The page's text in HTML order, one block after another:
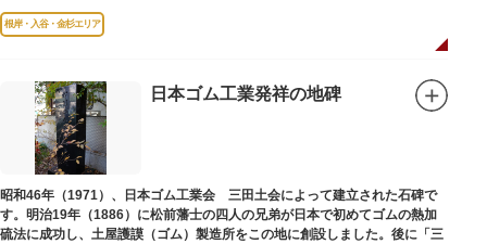
はめ込まれ、可愛い金魚が泳いでいます。
根岸・入谷・金杉エリア
日本ゴム工業発祥の地碑
昭和46年（1971）、日本ゴム工業会 三田土会によって建立された石碑で
す。明治19年（1886）に松前藩士の四人の兄弟が日本で初めてゴムの熱加
硫法に成功し、土屋護謨（ゴム）製造所をこの地に創設しました。後に「三